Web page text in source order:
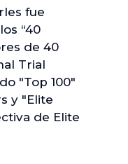
fue
“40
de 40
Trial
"Top 100"
y "Elite
de Elite